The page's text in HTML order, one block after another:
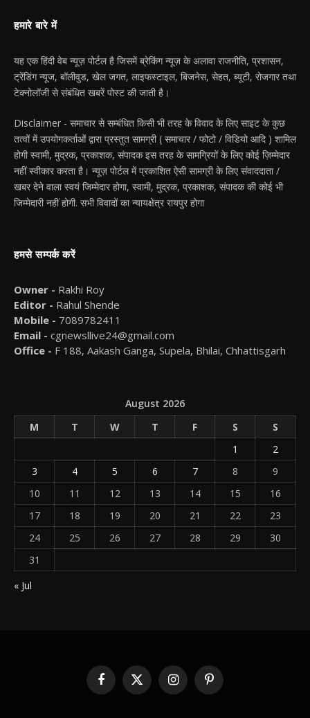
हमारे बारे में
यह एक हिंदी वेब न्यूज़ पोर्टल है जिसमें ब्रेकिंग न्यूज़ के अलावा राजनीति, प्रशासन,
ट्रेंडिंग न्यूज, बॉलीवुड, खेल जगत, लाइफस्टाइल, बिजनेस, सेहत, ब्यूटी, रोजगार तथा
टेक्नोलॉजी से संबंधित खबरें पोस्ट की जाती है।
Disclaimer - समाचार से सम्बंधित किसी भी तरह के विवाद के लिए साइट के कुछ
तत्वों में उपयोगकर्ताओं द्वारा प्रस्तुत सामग्री ( समाचार / फोटो / विडियो आदि ) शामिल
होगी स्वामी, मुद्रक, प्रकाशक, संपादक इस तरह के सामग्रियों के लिए कोई ज़िम्मेदार
नहीं स्वीकार करता है। न्यूज़ पोर्टल में प्रकाशित ऐसी सामग्री के लिए संवाददाता /
खबर देने वाला स्वयं जिम्मेदार होगा, स्वामी, मुद्रक, प्रकाशक, संपादक की कोई भी
जिम्मेदारी नहीं होगी. सभी विवादों का न्यायक्षेत्र रायपुर होगा
हमसे सम्पर्क करें
Owner - Rakhi Roy
Editor - Rahul Shende
Mobile - 7089782411
Email - cgnewsllive24@gmail.com
Office - F 188, Aakash Ganga, Supela, Bhilai, Chhattisgarh
August 2026
M
T W T F S
S
1
2
3
4 5 6 7 8
9
10
11 12 13 14 15
16
17
18 19 20 21 22
23
24
25 26 27 28 29
30
31
« Jul
Facebook
X
(Twitter)
InstagramPinterest